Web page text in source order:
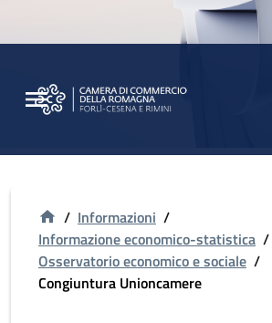
/ Informazioni /
Informazione economico-statistica /
Osservatorio economico e sociale /
Congiuntura Unioncamere